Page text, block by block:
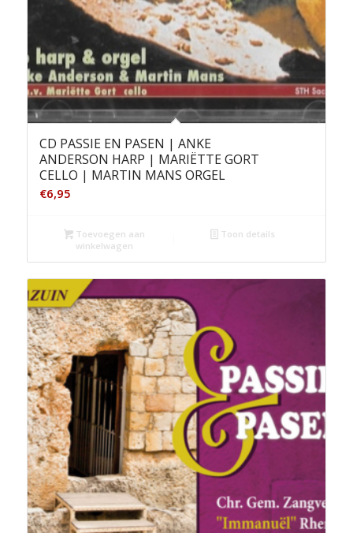
CD PASSIE EN PASEN | ANKE
ANDERSON HARP | MARIËTTE GORT
CELLO | MARTIN MANS ORGEL
€6,95
Toevoegen aan
winkelwagen
Toon details